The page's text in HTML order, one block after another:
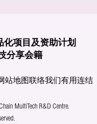
化项目及资助计划
分享会籍
站地图联络我们有用连结
MultiTech R&D Centre.